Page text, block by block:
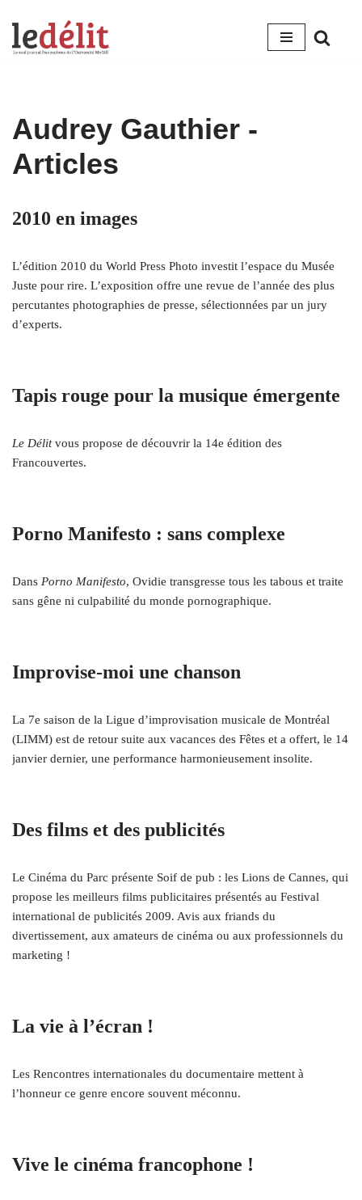
Aller
Audrey Gauthier -
Articles
2010 en images
L’édition 2010 du World Press Photo investit l’espace du Musée
Juste pour rire. L’exposition offre une revue de l’année des plus
percutantes photographies de presse, sélectionnées par un jury
d’experts.
Tapis rouge pour la musique émergente
Le Délitvous propose de découvrir la 14e édition des
Francouvertes.
Porno Manifesto : sans complexe
Dans Porno Manifesto, Ovidie transgresse tous les tabous et traite
sans gêne ni culpabilité du monde pornographique.
Improvise-moi une chanson
La 7e saison de la Ligue d’improvisation musicale de Montréal
(LIMM) est de retour suite aux vacances des Fêtes et a offert, le 14
janvier dernier, une performance harmonieusement insolite.
Des films et des publicités
Le Cinéma du Parc présente Soif de pub : les Lions de Cannes, qui
propose les meilleurs films publicitaires présentés au Festival
international de publicités 2009. Avis aux friands du
divertissement, aux amateurs de cinéma ou aux professionnels du
marketing !
La vie à l’écran !
Les Rencontres internationales du documentaire mettent à
l’honneur ce genre encore souvent méconnu.
Vive le cinéma francophone !